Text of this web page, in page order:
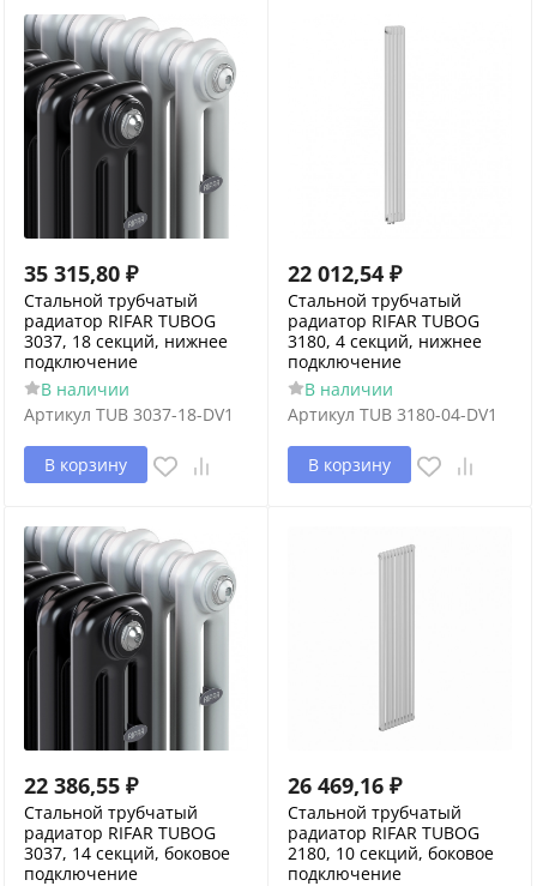
35 315,80 ₽
Стальной трубчатый
радиатор RIFAR TUBOG
3037, 18 секций, нижнее
подключение
В наличии
Артикул TUB 3037-18-DV1
В корзину
22 012,54 ₽
Стальной трубчатый
радиатор RIFAR TUBOG
3180, 4 секций, нижнее
подключение
В наличии
Артикул TUB 3180-04-DV1
В корзину
22 386,55 ₽
Стальной трубчатый
радиатор RIFAR TUBOG
3037, 14 секций, боковое
подключение
26 469,16 ₽
Стальной трубчатый
радиатор RIFAR TUBOG
2180, 10 секций, боковое
подключение